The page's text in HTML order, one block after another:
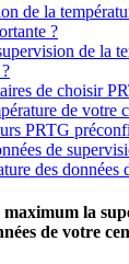
de la
?
de la
de choisir
de votre
PRTG
de
des
la
de votre